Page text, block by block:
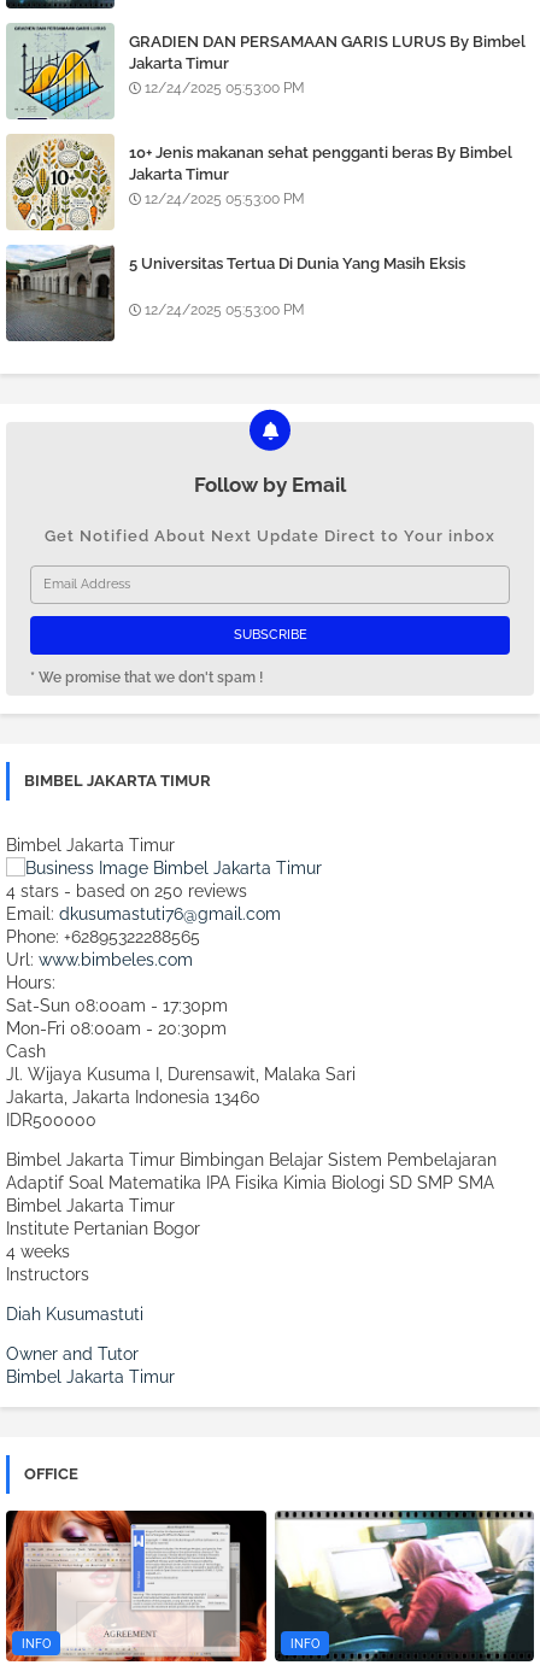
GRADIEN DAN PERSAMAAN GARIS LURUS By Bimbel
Jakarta Timur
12/24/2025 05:53:00 PM
10+ Jenis makanan sehat pengganti beras By Bimbel
Jakarta Timur
12/24/2025 05:53:00 PM
5 Universitas Tertua Di Dunia Yang Masih Eksis
12/24/2025 05:53:00 PM
Follow by Email
Get Notified About Next Update Direct to Your inbox
* We promise that we don't spam !
BIMBEL JAKARTA TIMUR
Bimbel Jakarta Timur
4 stars - based on 250 reviews
Email: dkusumastuti76@gmail.com
Phone: +62895322288565
Url: www.bimbeles.com
Hours:
Sat-Sun 08:00am - 17:30pm
Mon-Fri 08:00am - 20:30pm
Cash
Jl. Wijaya Kusuma I, Durensawit, Malaka Sari
Jakarta Jakarta Indonesia 13460
IDR500000
Bimbel Jakarta Timur Bimbingan Belajar Sistem Pembelajaran
Adaptif Soal Matematika IPA Fisika Kimia Biologi SD SMP SMA
Bimbel Jakarta Timur
Institute Pertanian Bogor
4 weeks
Instructors
Diah Kusumastuti
Owner and Tutor
Bimbel Jakarta Timur
OFFICE
INFO INFO